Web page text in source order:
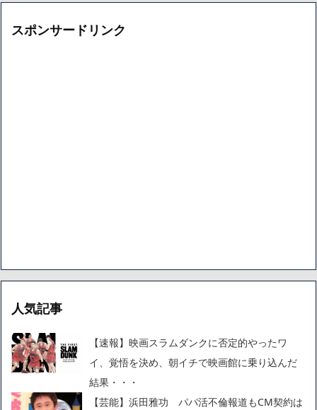
スポンサードリンク
人気記事
【速報】映画スラムダンクに否定的やったワ
イ、覚悟を決め、朝イチで映画館に乗り込んだ
結果・・・
【芸能】浜田雅功 パパ活不倫報道もCM契約は